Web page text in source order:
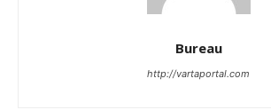
Bureau
http://vartaportal.com